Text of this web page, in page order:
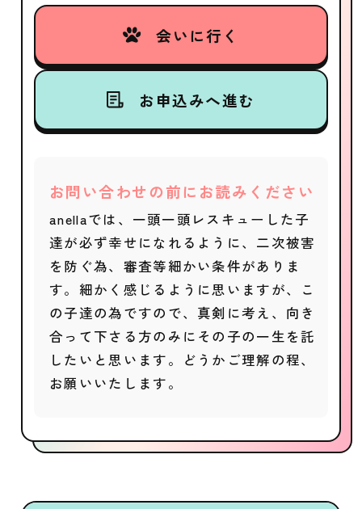
会いに行く
お申込みへ進む
お問い合わせの前にお読みください
anellaでは、一頭一頭レスキューした子
達が必ず幸せになれるように、二次被害
を防ぐ為、審査等細かい条件がありま
す。細かく感じるように思いますが、こ
の子達の為ですので、真剣に考え、向き
合って下さる方のみにその子の一生を託
したいと思います。どうかご理解の程、
お願いいたします。